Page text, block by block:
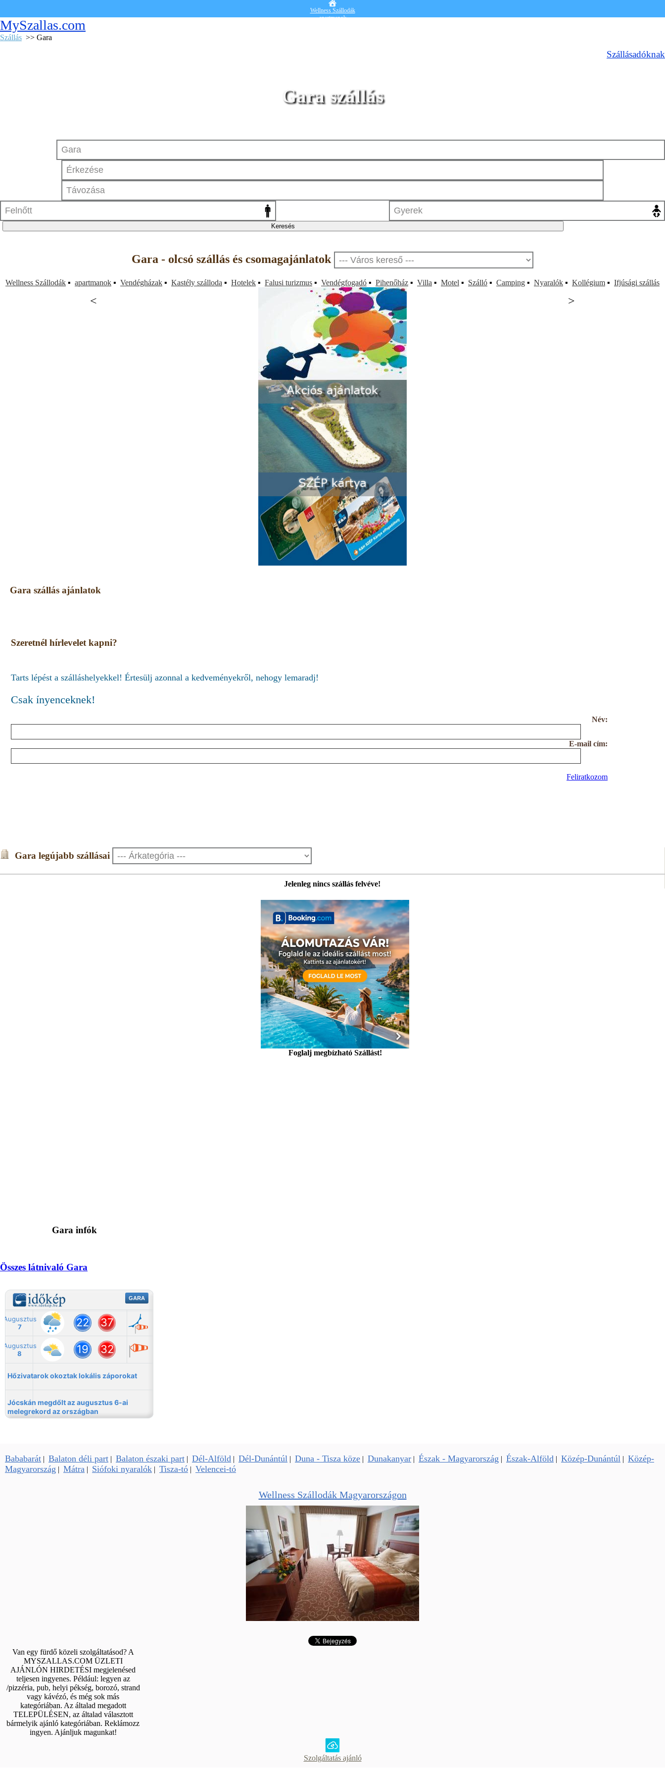
Wellness Szállodák
apartmanok
MySzallas.com
Szállás >> Gara
Szállásadóknak
Gara szállás
< >
Gara - olcsó szállás és csomagajánlatok
Wellness Szállodák ▪ apartmanok ▪ Vendégházak ▪ Kastély szálloda ▪ Hotelek ▪ Falusi turizmus ▪ Vendégfogadó ▪ Pihenőház ▪ Villa ▪ Motel ▪ Szálló ▪ Camping ▪ Nyaralók ▪ Kollégium ▪ Ifjúsági szállás
Gara szállás ajánlatok
Szeretnél hírlevelet kapni?
Tarts lépést a szálláshelyekkel! Értesülj azonnal a kedveményekről, nehogy lemaradj!
Csak ínyenceknek!
Név:
E-mail cím:
Feliratkozom
Gara legújabb szállásai
Jelenleg nincs szállás felvéve!
Foglalj megbízható Szállást!
Gara infók
Összes látnivaló Gara
Bababarát | Balaton déli part | Balaton északi part | Dél-Alföld | Dél-Dunántúl | Duna - Tisza köze | Dunakanyar | Észak - Magyarország | Észak-Alföld | Közép-Dunántúl | Közép-
Magyarország | Mátra | Siófoki nyaralók | Tisza-tó | Velencei-tó
Wellness Szállodák Magyarországon
Van egy fürdő közeli szolgáltatásod? A
MYSZALLAS.COM ÜZLETI
AJÁNLÓN HIRDETÉSI megjelenésed
teljesen ingyenes. Például: legyen az
/pizzéria, pub, helyi pékség, borozó, strand
vagy kávézó, és még sok más
kategóriában. Az általad megadott
TELEPÜLÉSEN, az általad választott
bármelyik ajánló kategóriában. Reklámozz
ingyen. Ajánljuk magunkat!
Szolgáltatás ajánló